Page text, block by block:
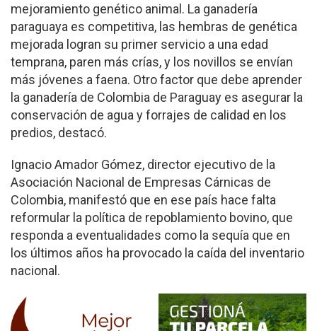
mejoramiento genético animal. La ganadería
paraguaya es competitiva, las hembras de genética
mejorada logran su primer servicio a una edad
temprana, paren más crías, y los novillos se envían
más jóvenes a faena. Otro factor que debe aprender
la ganadería de Colombia de Paraguay es asegurar la
conservación de agua y forrajes de calidad en los
predios, destacó.
Ignacio Amador Gómez, director ejecutivo de la
Asociación Nacional de Empresas Cárnicas de
Colombia, manifestó que en ese país hace falta
reformular la política de repoblamiento bovino, que
responda a eventualidades como la sequía que en
los últimos años ha provocado la caída del inventario
nacional.